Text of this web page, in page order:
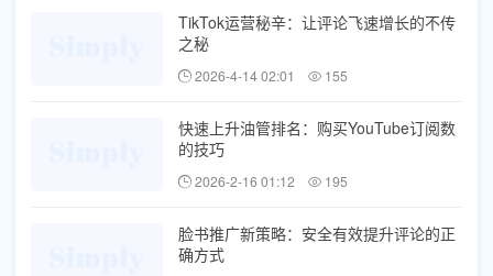
TikTok运营秘辛：让评论飞速增长的不传
之秘
2026-4-14 02:01 155
快速上升油管排名：购买YouTube订阅数
的技巧
2026-2-16 01:12 195
脸书推广新策略：安全有效提升评论的正
确方式